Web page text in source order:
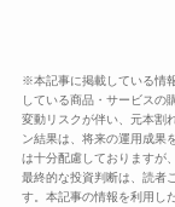
※本記事に掲載している情
している商品・サービスの
変動リスクが伴い、元本割
ン結果は、将来の運用成果
は十分配慮しておりますが
最終的な投資判断は、読者
す。本記事の情報を利用し